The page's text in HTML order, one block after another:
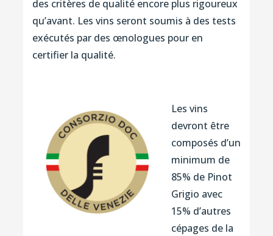
des critères de qualité encore plus rigoureux
qu’avant. Les vins seront soumis à des tests
exécutés par des œnologues pour en
certifier la qualité.
Les vins
devront être
composés d’un
minimum de
85% de Pinot
Grigio avec
15% d’autres
cépages de la